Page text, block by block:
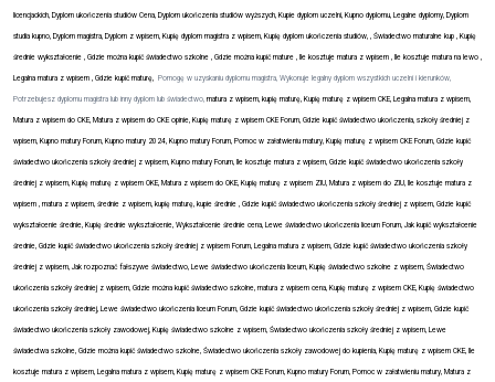
licencjackich, Dyplom ukończenia studiów Cena, Dyplom ukończenia studiów wyższych, Kupie dyplom uczelni, Kupno dyplomu, Legalne dyplomy, Dyplom
studia kupno, Dyplom magistra, Dyplom z wpisem, Kupię dyplom magistra z wpisem, Kupię dyplom ukończenia studiów, , Świadectwo maturalne kup , Kupię
średnie wykształcenie , Gdzie można kupić świadectwo szkolne , Gdzie można kupić mature , Ile kosztuje matura z wpisem , Ile kosztuje matura na lewo ,
Legalna matura z wpisem , Gdzie kupić maturę, Pomogę w uzyskaniu dyplomu magistra, Wykonuje legalny dyplom wszystkich uczelni i kierunków,
Potrzebujesz dyplomu magistra lub inny dyplom lub świadectwo, matura z wpisem, kupię maturę, Kupię maturę z wpisem CKE, Legalna matura z wpisem,
Matura z wpisem do CKE, Matura z wpisem do CKE opinie, Kupię maturę z wpisem CKE Forum, Gdzie kupić świadectwo ukończenia, szkoły średniej z
wpisem, Kupno matury Forum, Kupno matury 2024, Kupno matury Forum, Pomoc w załatwieniu matury, Kupię maturę z wpisem CKE Forum, Gdzie kupić
świadectwo ukończenia szkoły średniej z wpisem, Kupno matury Forum, Ile kosztuje matura z wpisem, Gdzie kupić świadectwo ukończenia szkoły
średniej z wpisem, Kupię maturę z wpisem OKE, Matura z wpisem do OKE, Kupię maturę z wpisem ZIU, Matura z wpisem do ZIU, Ile kosztuje matura z
wpisem , matura z wpisem, średnie z wpisem, kupię maturę, kupie średnie , Gdzie kupić świadectwo ukończenia szkoły średniej z wpisem, Gdzie kupić
wykształcenie średnie, Kupię średnie wykształcenie, Wykształcenie średnie cena, Lewe świadectwo ukończenia liceum Forum, Jak kupić wykształcenie
średnie, Gdzie kupić świadectwo ukończenia szkoły średniej z wpisem Forum, Legalna matura z wpisem, Gdzie kupić świadectwo ukończenia szkoły
średniej z wpisem, Jak rozpoznać fałszywe świadectwo, Lewe świadectwo ukończenia liceum, Kupię świadectwo szkolne z wpisem, Świadectwo
ukończenia szkoły średniej z wpisem, Gdzie można kupić świadectwo szkolne, matura z wpisem cena, Kupię maturę z wpisem CKE, Kupię świadectwo
ukończenia szkoły średniej, Lewe świadectwo ukończenia liceum Forum, Gdzie kupić świadectwo ukończenia szkoły średniej z wpisem, Gdzie kupić
świadectwo ukończenia szkoły zawodowej, Kupię świadectwo szkolne z wpisem, Świadectwo ukończenia szkoły średniej z wpisem, Lewe
świadectwa szkolne, Gdzie można kupić świadectwo szkolne, Świadectwo ukończenia szkoły zawodowej do kupienia, Kupię maturę z wpisem CKE, Ile
kosztuje matura z wpisem, Legalna matura z wpisem, Kupię maturę z wpisem CKE Forum, Kupno matury Forum, Pomoc w załatwieniu matury, Matura z